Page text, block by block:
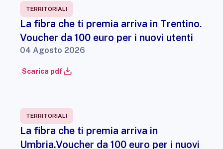
TERRITORIALI
La fibra che ti premia arriva in Trentino.
Voucher da 100 euro per i nuovi utenti
04 Agosto 2026
Scarica pdf
TERRITORIALI
La fibra che ti premia arriva in
Umbria.Voucher da 100 euro per i nuovi